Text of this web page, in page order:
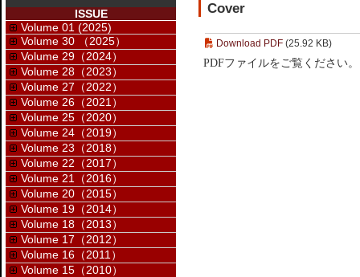
Cover
Download PDF (25.92 KB)
PDFファイルをご覧ください。
ISSUE
Volume 01 (2025)
Volume 30 （2025）
Volume 29（2024）
Volume 28（2023）
Volume 27（2022）
Volume 26（2021）
Volume 25（2020）
Volume 24（2019）
Volume 23（2018）
Volume 22（2017）
Volume 21（2016）
Volume 20（2015）
Volume 19（2014）
Volume 18（2013）
Volume 17（2012）
Volume 16（2011）
Volume 15（2010）